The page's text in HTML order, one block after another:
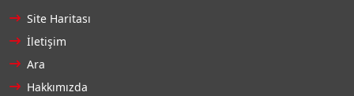
Site Haritası
İletişim
Ara
Hakkımızda